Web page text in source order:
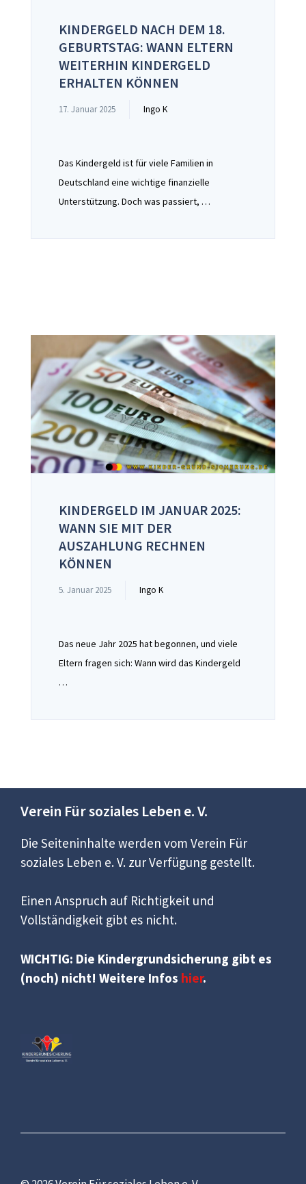
KINDERGELD NACH DEM 18.
GEBURTSTAG: WANN ELTERN
WEITERHIN KINDERGELD
ERHALTEN KÖNNEN
17. Januar 2025 Ingo K
Das Kindergeld ist für viele Familien in
Deutschland eine wichtige finanzielle
Unterstützung. Doch was passiert, …
KINDERGELD IM JANUAR 2025:
WANN SIE MIT DER
AUSZAHLUNG RECHNEN
KÖNNEN
5. Januar 2025 Ingo K
Das neue Jahr 2025 hat begonnen, und viele
Eltern fragen sich: Wann wird das Kindergeld
…
Verein Für soziales Leben e. V.
Die Seiteninhalte werden vom Verein Für
soziales Leben e. V. zur Verfügung gestellt.
Einen Anspruch auf Richtigkeit und
Vollständigkeit gibt es nicht.
WICHTIG: Die Kindergrundsicherung gibt es
(noch) nicht! Weitere Infos hier.